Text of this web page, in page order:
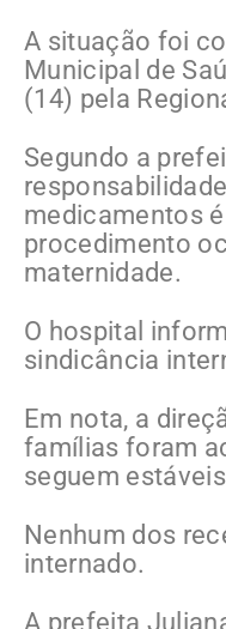
A situação foi
Municipal de
(14) pela
Segundo a
medicamentos
procedimento
maternidade.
O hospital
sindicância
Em nota, a
famílias foram
seguem
Nenhum dos
internado.
A prefeita